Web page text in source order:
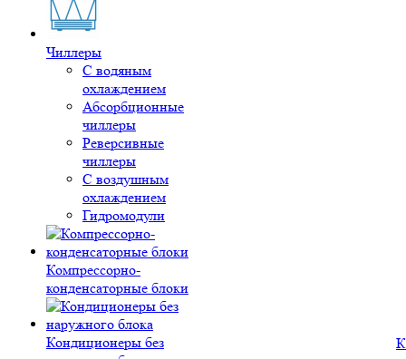
Чиллеры
С водяным
охлаждением
Абсорбционные
чиллеры
Реверсивные
чиллеры
С воздушным
охлаждением
Гидромодули
Компрессорно-
конденсаторные блоки
Кондиционеры без